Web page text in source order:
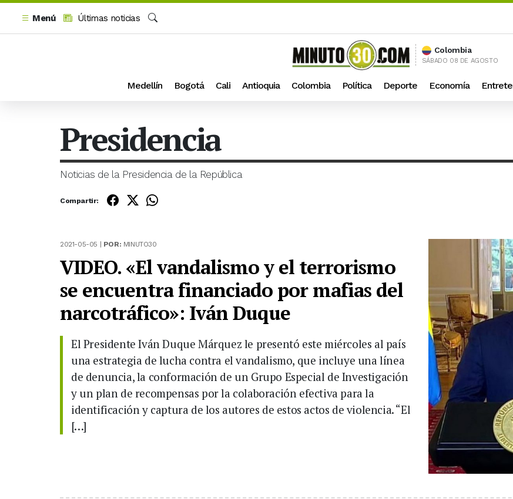
Menú
Últimas noticias
Buscar
Colombia
SÁBADO 08 DE AGOSTO
Medellín Bogotá Cali Antioquia Colombia Política Deporte Economía
Presidencia
Noticias de la Presidencia de la República
Compartir:
2021-05-05 | POR: MINUTO30
VIDEO. «El vandalismo y el terrorismo
se encuentra financiado por mafias del
narcotráfico»: Iván Duque
El Presidente Iván Duque Márquez le presentó este miércoles al país
una estrategia de lucha contra el vandalismo, que incluye una línea
de denuncia, la conformación de un Grupo Especial de Investigación
y un plan de recompensas por la colaboración efectiva para la
identificación y captura de los autores de estos actos de violencia. “El
[…]